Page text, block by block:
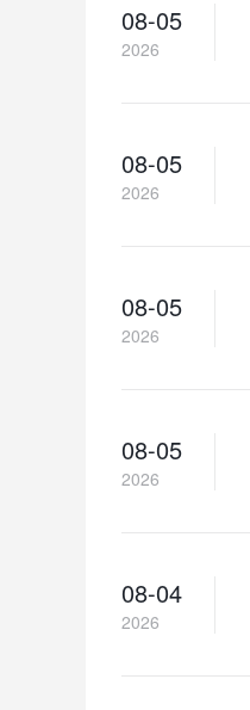
08-05
2026
08-05
2026
08-05
2026
08-05
2026
08-04
2026